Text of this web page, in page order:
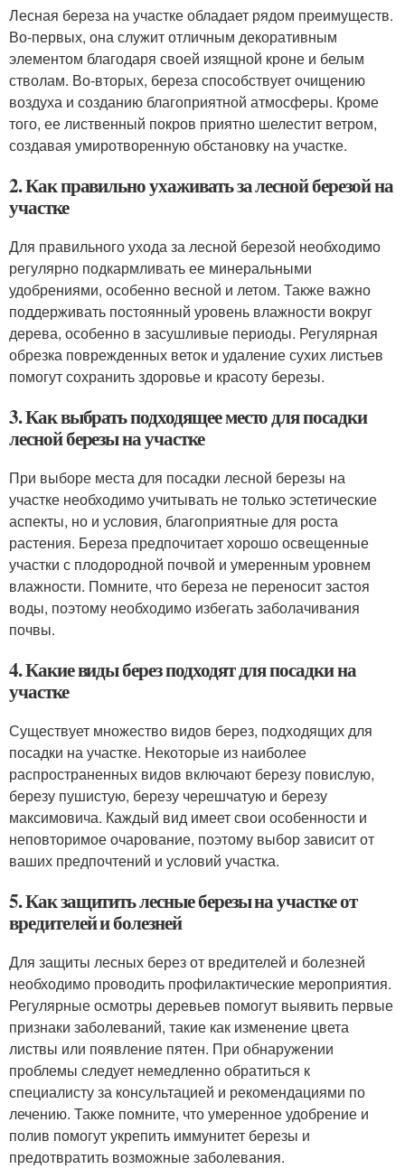
Лесная береза на участке обладает рядом преимуществ.
Во-первых, она служит отличным декоративным
элементом благодаря своей изящной кроне и белым
стволам. Во-вторых, береза способствует очищению
воздуха и созданию благоприятной атмосферы. Кроме
того, ее лиственный покров приятно шелестит ветром,
создавая умиротворенную обстановку на участке.
2. Как правильно ухаживать за лесной березой на
участке
Для правильного ухода за лесной березой необходимо
регулярно подкармливать ее минеральными
удобрениями, особенно весной и летом. Также важно
поддерживать постоянный уровень влажности вокруг
дерева, особенно в засушливые периоды. Регулярная
обрезка поврежденных веток и удаление сухих листьев
помогут сохранить здоровье и красоту березы.
3. Как выбрать подходящее место для посадки
лесной березы на участке
При выборе места для посадки лесной березы на
участке необходимо учитывать не только эстетические
аспекты, но и условия, благоприятные для роста
растения. Береза предпочитает хорошо освещенные
участки с плодородной почвой и умеренным уровнем
влажности. Помните, что береза не переносит застоя
воды, поэтому необходимо избегать заболачивания
почвы.
4. Какие виды берез подходят для посадки на
участке
Существует множество видов берез, подходящих для
посадки на участке. Некоторые из наиболее
распространенных видов включают березу повислую,
березу пушистую, березу черешчатую и березу
максимовича. Каждый вид имеет свои особенности и
неповторимое очарование, поэтому выбор зависит от
ваших предпочтений и условий участка.
5. Как защитить лесные березы на участке от
вредителей и болезней
Для защиты лесных берез от вредителей и болезней
необходимо проводить профилактические мероприятия.
Регулярные осмотры деревьев помогут выявить первые
признаки заболеваний, такие как изменение цвета
листвы или появление пятен. При обнаружении
проблемы следует немедленно обратиться к
специалисту за консультацией и рекомендациями по
лечению. Также помните, что умеренное удобрение и
полив помогут укрепить иммунитет березы и
предотвратить возможные заболевания.